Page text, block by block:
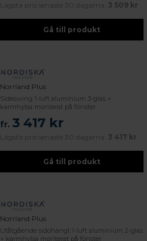
Lägsta pris senaste 30 dagarna: 3 509 kr
Gå till produkt
Norrland Plus
Sideswing 1-luft aluminium 3-glas +
karmhylsa monterat på fönster
fr. 3 417 kr
Lägsta pris senaste 30 dagarna: 3 417 kr
Gå till produkt
Norrland Plus
Utåtgående sidohängt 1-luft aluminium 2-glas
+ karmhylsa monterat på fönster